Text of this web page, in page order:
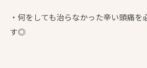
・何をしても治らなかった辛い頭痛を
す◎